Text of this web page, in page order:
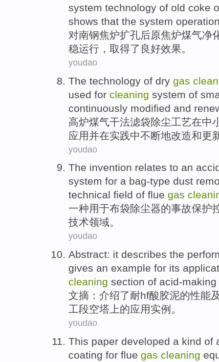
system technology of old coke
shows that the system
对南钢焦炉扩孔后原焦炉煤气净
稳运行 ，取得了良好效果。
youdao
The technology of dry gas
used for cleaning system of
continuously modified and
高炉煤气干法滤袋除尘工艺在中
应用并在实践中不断地改造和更
youdao
The invention relates to an
system for a bag-type dust
technical field of flue gas
一种用于布袋除尘器的事故保护
技术领域。
youdao
Abstract: it describes the
gives an example for its
cleaning section of acid-making
文摘 ： 介绍了耐hf酸胶泥的性能
工段空塔上的应用实例 。
youdao
This paper developed a kind of
coating for flue gas cleaning